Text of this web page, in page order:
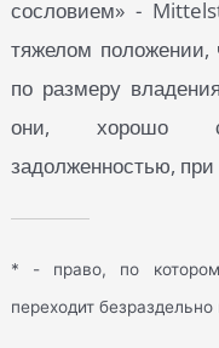
сословием» -
тяжелом
по размеру
они, хорошо
задолженностью, при
* - право, по
переходит